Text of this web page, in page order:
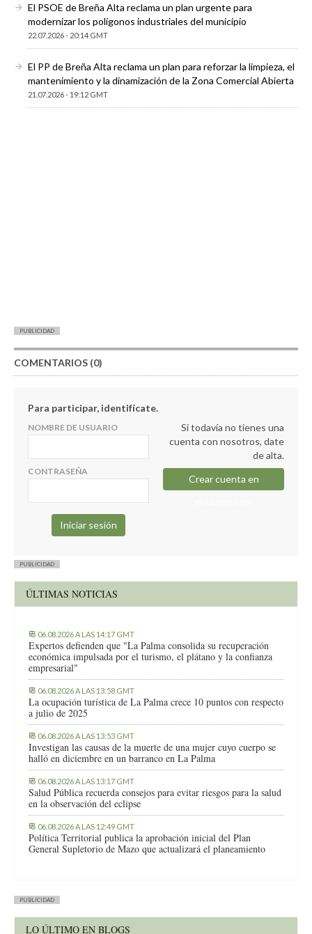
El PSOE de Breña Alta reclama un plan urgente para
modernizar los polígonos industriales del municipio
22.07.2026 - 20:14 GMT
El PP de Breña Alta reclama un plan para reforzar la limpieza, el
mantenimiento y la dinamización de la Zona Comercial Abierta
21.07.2026 - 19:12 GMT
PUBLICIDAD
COMENTARIOS (0)
Para participar, identifícate.
NOMBRE DE USUARIO
CONTRASEÑA
Si todavía no tienes una
cuenta con nosotros, date
de alta.
Crear cuenta en
PUBLICIDAD
ÚLTIMAS NOTICIAS
06.08.2026 A LAS 14:17 GMT
Expertos defienden que "La Palma consolida su recuperación
económica impulsada por el turismo, el plátano y la confianza
empresarial"
06.08.2026 A LAS 13:58 GMT
La ocupación turística de La Palma crece 10 puntos con respecto
a julio de 2025
06.08.2026 A LAS 13:53 GMT
Investigan las causas de la muerte de una mujer cuyo cuerpo se
halló en diciembre en un barranco en La Palma
06.08.2026 A LAS 13:17 GMT
Salud Pública recuerda consejos para evitar riesgos para la salud
en la observación del eclipse
06.08.2026 A LAS 12:49 GMT
Política Territorial publica la aprobación inicial del Plan
General Supletorio de Mazo que actualizará el planeamiento
PUBLICIDAD
LO ÚLTIMO EN BLOGS